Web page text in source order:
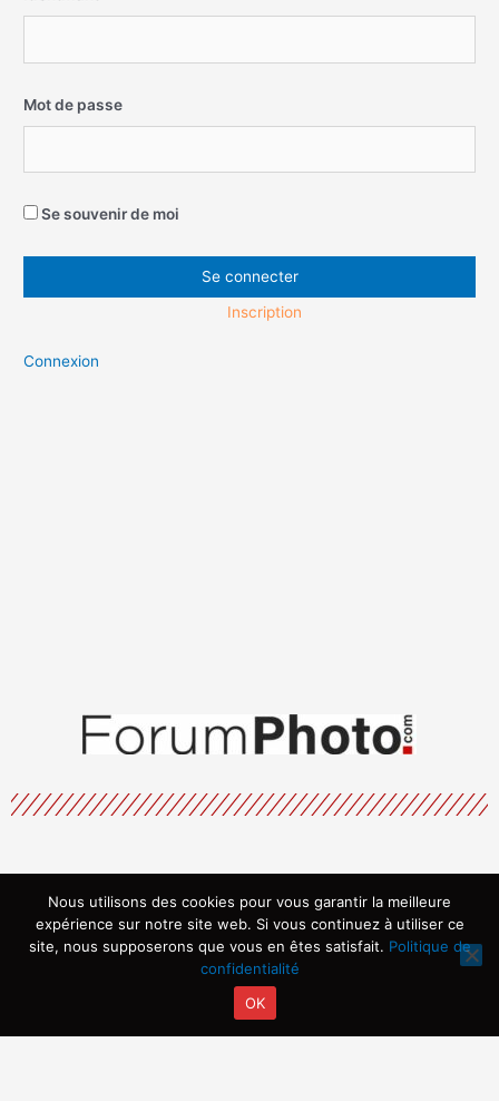
Mot de passe
Se souvenir de moi
Inscription
Connexion
Menu
Copyright © 2026 | Propulsé par ARVIA
Nous utilisons des cookies pour vous garantir la meilleure
expérience sur notre site web. Si vous continuez à utiliser ce
site, nous supposerons que vous en êtes satisfait. Politique de
confidentialité
OK